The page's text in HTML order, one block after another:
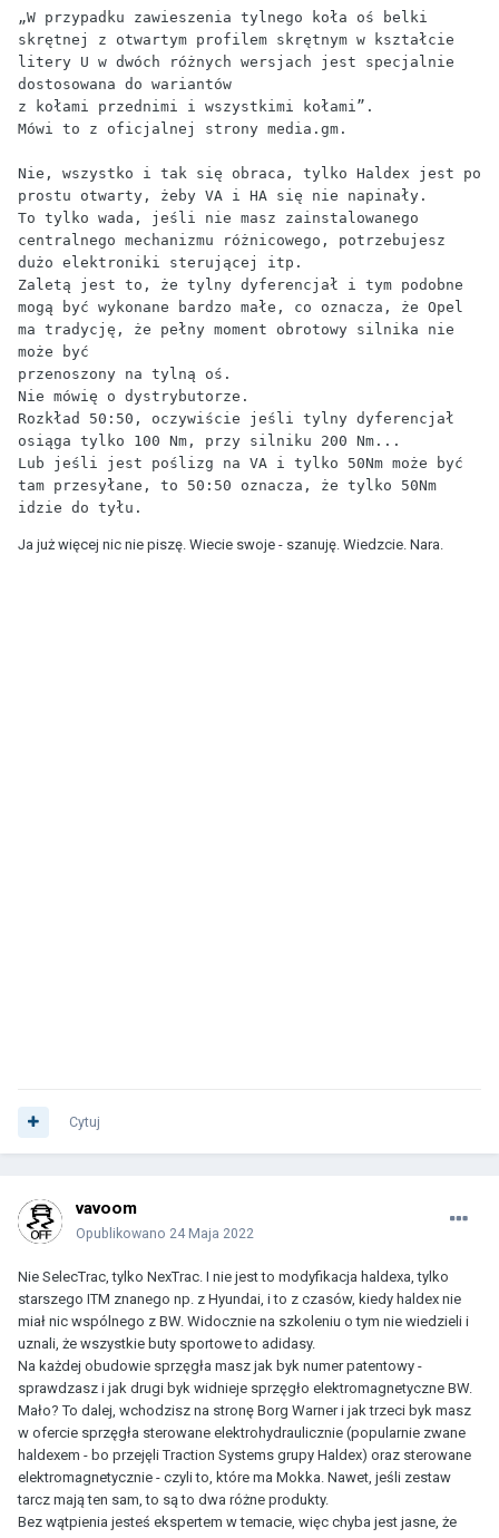
„W przypadku zawieszenia tylnego koła oś belki
skrętnej z otwartym profilem skrętnym w kształcie
litery U w dwóch różnych wersjach jest specjalnie
dostosowana do wariantów
z kołami przednimi i wszystkimi kołami”.
Mówi to z oficjalnej strony media.gm.
Nie, wszystko i tak się obraca, tylko Haldex jest po
prostu otwarty, żeby VA i HA się nie napinały.
To tylko wada, jeśli nie masz zainstalowanego
centralnego mechanizmu różnicowego, potrzebujesz
dużo elektroniki sterującej itp.
Zaletą jest to, że tylny dyferencjał i tym podobne
mogą być wykonane bardzo małe, co oznacza, że Opel
ma tradycję, że pełny moment obrotowy silnika nie
może być
przenoszony na tylną oś.
Nie mówię o dystrybutorze.
Rozkład 50:50, oczywiście jeśli tylny dyferencjał
osiąga tylko 100 Nm, przy silniku 200 Nm...
Lub jeśli jest poślizg na VA i tylko 50Nm może być
tam przesyłane, to 50:50 oznacza, że tylko 50Nm
idzie do tyłu.
Ja już więcej nic nie piszę. Wiecie swoje - szanuję. Wiedzcie. Nara.
Cytuj
vavoom
Opublikowano 24 Maja 2022
Nie SelecTrac, tylko NexTrac. I nie jest to modyfikacja haldexa, tylko
starszego ITM znanego np. z Hyundai, i to z czasów, kiedy haldex nie
miał nic wspólnego z BW. Widocznie na szkoleniu o tym nie wiedzieli i
uznali, że wszystkie buty sportowe to adidasy.
Na każdej obudowie sprzęgła masz jak byk numer patentowy -
sprawdzasz i jak drugi byk widnieje sprzęgło elektromagnetyczne BW.
Mało? To dalej, wchodzisz na stronę Borg Warner i jak trzeci byk masz
w ofercie sprzęgła sterowane elektrohydraulicznie (popularnie zwane
haldexem - bo przejęli Traction Systems grupy Haldex) oraz sterowane
elektromagnetycznie - czyli to, które ma Mokka. Nawet, jeśli zestaw
tarcz mają ten sam, to są to dwa różne produkty.
Bez wątpienia jesteś ekspertem w temacie, więc chyba jest jasne, że